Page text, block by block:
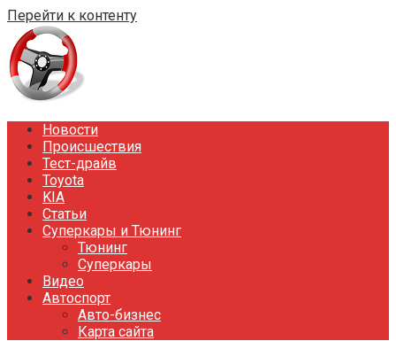
Перейти к контенту
Новости
Происшествия
Тест-драйв
Toyota
KIA
Статьи
Суперкары и Тюнинг
Тюнинг
Суперкары
Видео
Автоспорт
Авто-бизнес
Карта сайта